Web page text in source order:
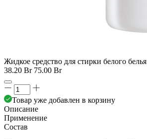
Жидкое средство для стирки белого белья
38.20 Br 75.00 Br
Товар уже добавлен в корзину
Описание
Применение
Состав